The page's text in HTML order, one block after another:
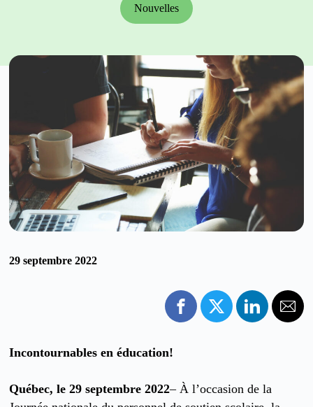
Nouvelles
29 septembre 2022
Incontournables en éducation!
Québec, le 29 septembre 2022– À l’occasion de la